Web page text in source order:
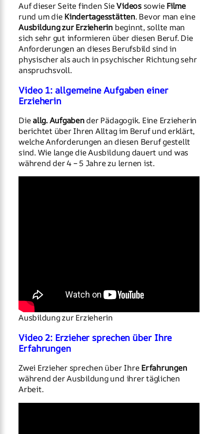
Auf dieser Seite finden SieVideossowie Filme
rund um die Kindertagesstätten. Bevor man eine
Ausbildung zur Erzieherin beginnt, sollte man
sich sehr gut informieren über diesen Beruf. Die
Anforderungen an dieses Berufsbild sind in
physischer als auch in psychischer Richtung sehr
anspruchsvoll.
Video 1: allgemeine Aufgaben einer
Erzieherin
Die allg. Aufgabender Pädagogik. Eine Erzieherin
berichtet über Ihren Alltag im Beruf und erklärt,
welche Anforderungen an diesen Beruf gestellt
sind. Wie lange die Ausbildung dauert und was
während der 4 – 5 Jahre zu lernen ist.
Ausbildung zur Erzieherin
Video 2: Erzieher sprechen über Ihre
Erfahrungen
Zwei Erzieher sprechen über Ihre Erfahrungen
während der Ausbildung und ihrer täglichen
Arbeit.